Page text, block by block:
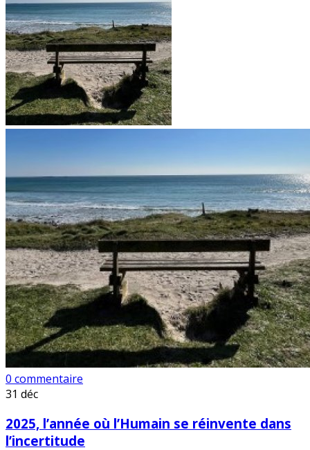
0 commentaire
31 déc
2025, l’année où l’Humain se réinvente dans
l’incertitude